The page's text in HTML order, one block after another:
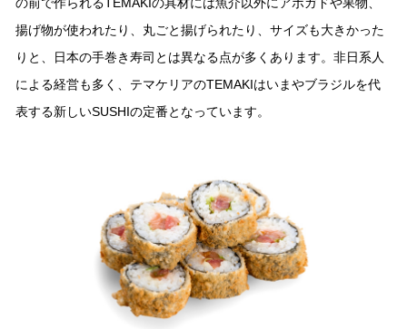
の前で作られるTEMAKIの具材には⿂介以外にアボガドや果物、
揚げ物が使われたり、丸ごと揚げられたり、サイズも⼤きかった
りと、⽇本の⼿巻き寿司とは異なる点が多くあります。⾮⽇系⼈
による経営も多く、テマケリアのTEMAKIはいまやブラジルを代
表する新しいSUSHIの定番となっています。